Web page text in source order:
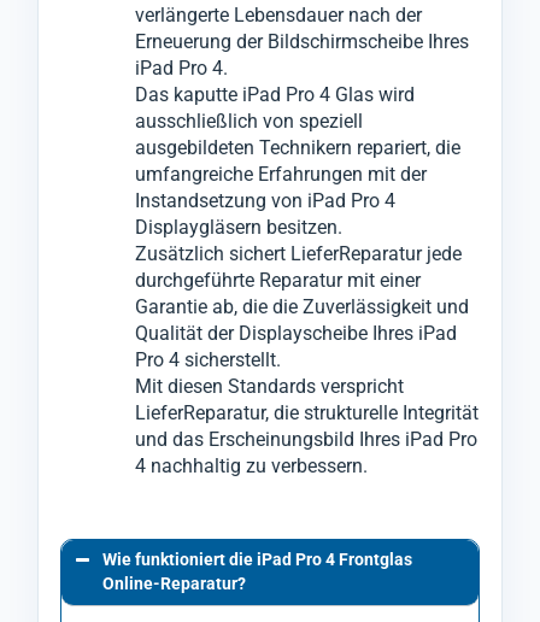
Geräten empirisch getestet.
Für den Glas-Austausch wenden wir ein
innovatives Verfahren an, bei dem wir das
zerbrochene Glas vom iPad Pro 4 entfernen
können, ohne das darunter liegende LCD-
oder OLED-Display zu beschädigen.
Anschließend montieren wir in einem
weiteren speziellen Verfahren das neue Glas
an das Display-Modul vom iPad Pro 4.
verlängerte Lebensdauer nach der
Erneuerung der Bildschirmscheibe Ihres
iPad Pro 4.
Das kaputte iPad Pro 4 Glas wird
ausschließlich von speziell
ausgebildeten Technikern repariert, die
umfangreiche Erfahrungen mit der
Instandsetzung von iPad Pro 4
Displaygläsern besitzen.
Zusätzlich sichert LieferReparatur jede
durchgeführte Reparatur mit einer
Garantie ab, die die Zuverlässigkeit und
Qualität der Displayscheibe Ihres iPad
Pro 4 sicherstellt.
Mit diesen Standards verspricht
LieferReparatur, die strukturelle Integrität
und das Erscheinungsbild Ihres iPad Pro
4 nachhaltig zu verbessern.
Wie funktioniert die iPad Pro 4 Frontglas
Online-Reparatur?